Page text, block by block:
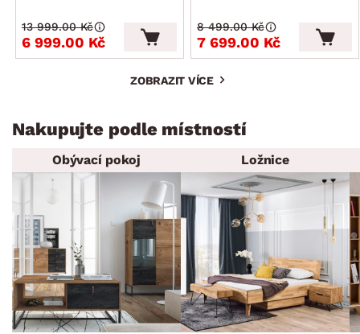
6 999.00 Kč
13 999.00 Kč
7 699.00 Kč
8 499.00 Kč
ZOBRAZIT VÍCE
Nakupujte podle místností
Obývací pokoj Ložnice